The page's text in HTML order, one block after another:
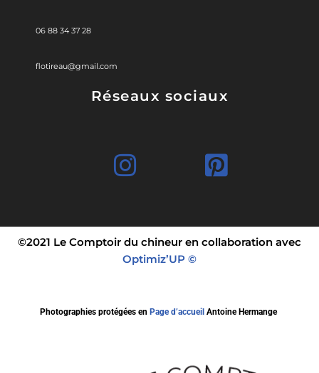
06 88 34 37 28
flotireau@gmail.com
Réseaux sociaux
©2021 Le Comptoir du chineur en collaboration avec
Optimiz’UP ©
Photographies protégées en Page d’accueil Antoine Hermange